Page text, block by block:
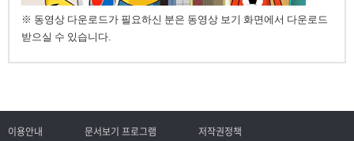
※ 동영상 다운로드가 필요하신 분은 동영상 보기 화면에서 다운로드
받으실 수 있습니다.
이용안내 문서보기 프로그램 저작권정책